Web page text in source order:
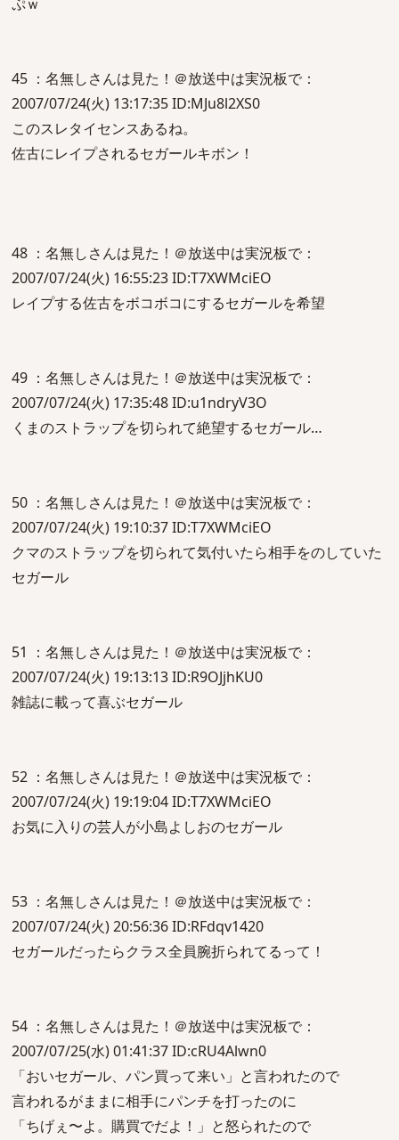
45 ：名無しさんは見た！＠放送中は実況板で：
2007/07/24(火) 13:17:35 ID:MJu8l2XS0
このスレタイセンスあるね。
佐古にレイプされるセガールキボン！
48 ：名無しさんは見た！＠放送中は実況板で：
2007/07/24(火) 16:55:23 ID:T7XWMciEO
レイプする佐古をボコボコにするセガールを希望
49 ：名無しさんは見た！＠放送中は実況板で：
2007/07/24(火) 17:35:48 ID:u1ndryV3O
くまのストラップを切られて絶望するセガール…
50 ：名無しさんは見た！＠放送中は実況板で：
2007/07/24(火) 19:10:37 ID:T7XWMciEO
クマのストラップを切られて気付いたら相手をのしていた
セガール
51 ：名無しさんは見た！＠放送中は実況板で：
2007/07/24(火) 19:13:13 ID:R9OJjhKU0
雑誌に載って喜ぶセガール
52 ：名無しさんは見た！＠放送中は実況板で：
2007/07/24(火) 19:19:04 ID:T7XWMciEO
お気に入りの芸人が小島よしおのセガール
53 ：名無しさんは見た！＠放送中は実況板で：
2007/07/24(火) 20:56:36 ID:RFdqv1420
セガールだったらクラス全員腕折られてるって！
54 ：名無しさんは見た！＠放送中は実況板で：
2007/07/25(水) 01:41:37 ID:cRU4Alwn0
「おいセガール、パン買って来い」と言われたので
言われるがままに相手にパンチを打ったのに
「ちげぇ〜よ。購買でだよ！」と怒られたので